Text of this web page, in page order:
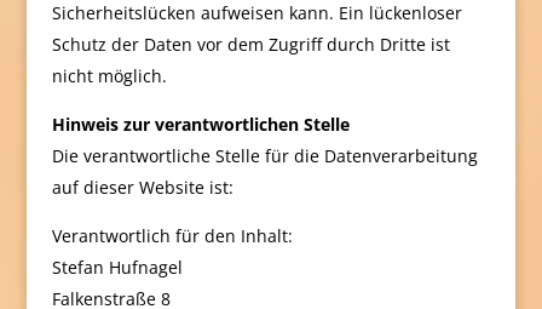
Sicherheitslücken aufweisen kann. Ein lückenloser
Schutz der Daten vor dem Zugriff durch Dritte ist
nicht möglich.
Hinweis zur verantwortlichen Stelle
Die verantwortliche Stelle für die Datenverarbeitung
auf dieser Website ist:
Verantwortlich für den Inhalt:
Stefan Hufnagel
Falkenstraße 8